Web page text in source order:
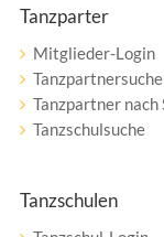
Tanzparter
Mitglieder-Login
Tanzpartnersuche
Tanzpartner nach
Tanzschulsuche
Tanzschulen